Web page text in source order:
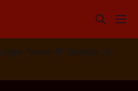
News 🦋 Bluesky
✉️